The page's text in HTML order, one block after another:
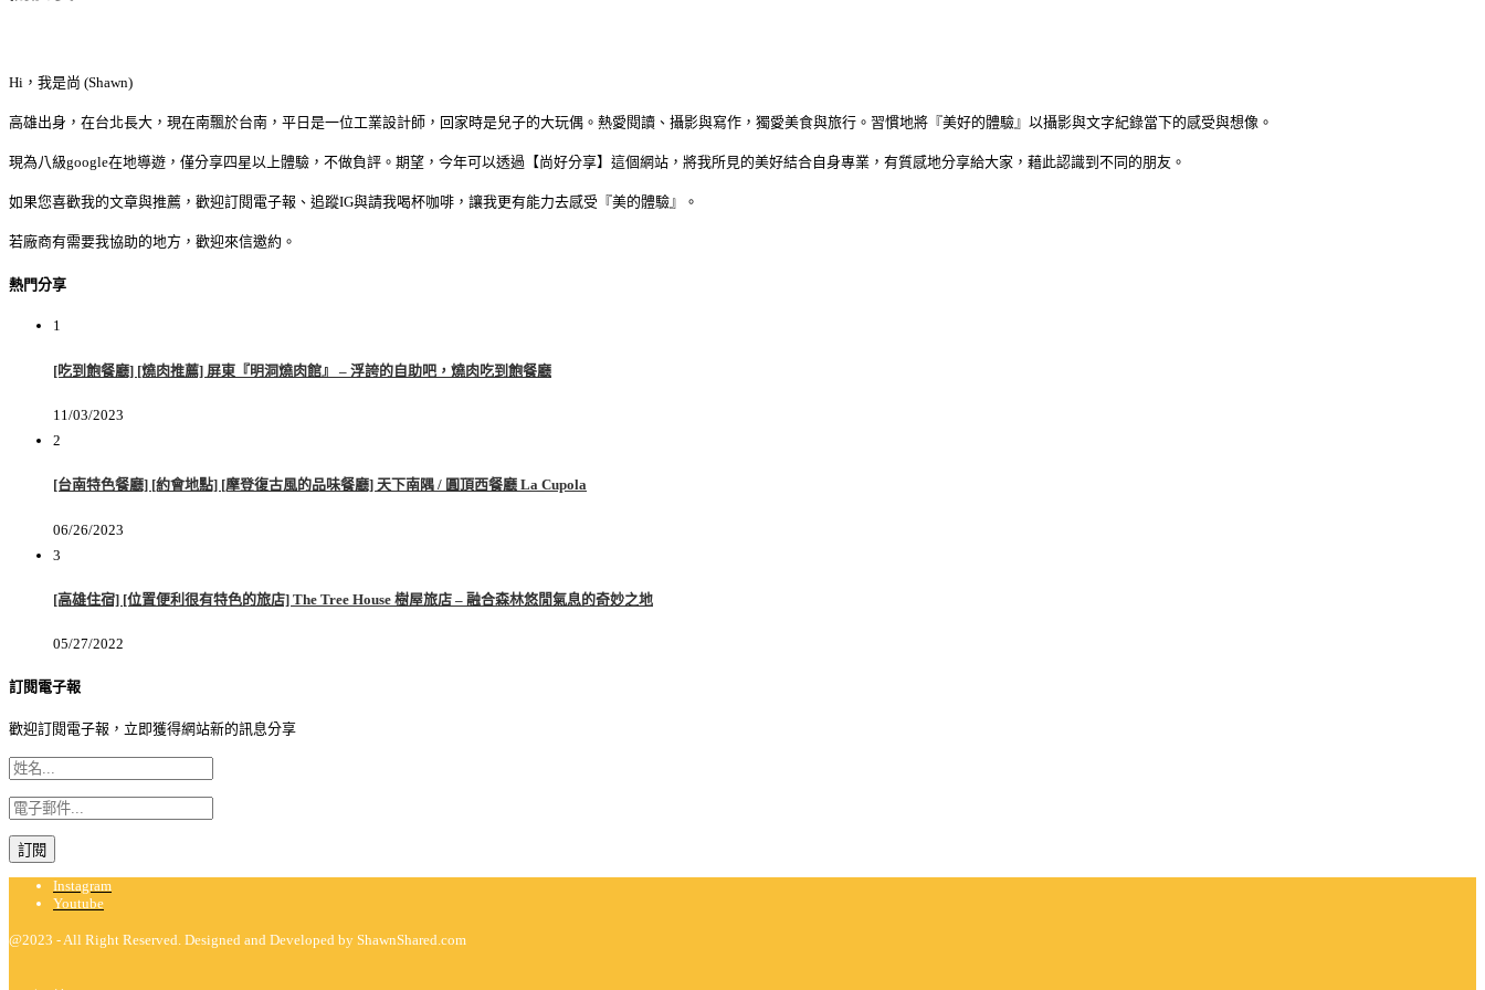
Hi，我是尚 (Shawn)
高雄出身，在台北長大，現在南飄於台南，平日是一位工業設計師，回家時是兒子的大玩偶。熱愛閱讀、攝影與寫作，獨愛美食與旅行。習慣地將『美好的體驗』以攝影與文字紀錄當下的感受與想像。
現為八級google在地導遊，僅分享四星以上體驗，不做負評。期望，今年可以透過【尚好分享】這個網站，將我所見的美好結合自身專業，有質感地分享給大家，藉此認識到不同的朋友。
如果您喜歡我的文章與推薦，歡迎訂閱電子報、追蹤IG與請我喝杯咖啡，讓我更有能力去感受『美的體驗』。
若廠商有需要我協助的地方，歡迎來信邀約。
熱門分享
1
[吃到飽餐廳] [燒肉推薦] 屏東『明洞燒肉館』 – 浮誇的自助吧，燒肉吃到飽餐廳
11/03/2023
2
[台南特色餐廳] [約會地點] [摩登復古風的品味餐廳] 天下南隅 / 圓頂西餐廳 La Cupola
06/26/2023
3
[高雄住宿] [位置便利很有特色的旅店] The Tree House 樹屋旅店 – 融合森林悠閒氣息的奇妙之地
05/27/2022
訂閱電子報
歡迎訂閱電子報，立即獲得網站新的訊息分享
Instagram
Youtube
@2023 - All Right Reserved. Designed and Developed by ShawnShared.com